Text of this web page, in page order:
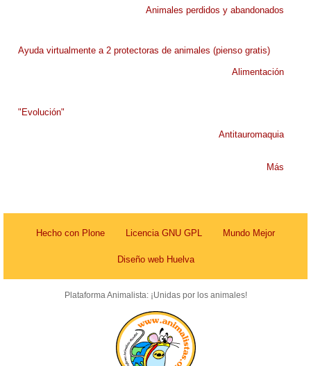
Animales perdidos y abandonados
Ayuda virtualmente a 2 protectoras de animales (pienso gratis)
Alimentación
"Evolución"
Antitauromaquia
Más
Hecho con Plone Licencia GNU GPL Mundo Mejor
Diseño web Huelva
Plataforma Animalista: ¡Unidas por los animales!